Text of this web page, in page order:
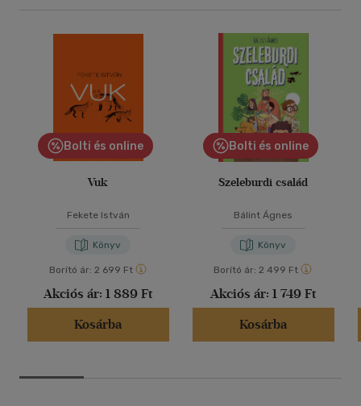
Bolti és online
Vuk
Fekete István
Könyv
Borító ár: 2 699 Ft
Akciós ár: 1 889 Ft
Kosárba
Bolti és online
Szeleburdi család
Bálint Ágnes
Könyv
Borító ár: 2 499 Ft
Akciós ár: 1 749 Ft
Kosárba